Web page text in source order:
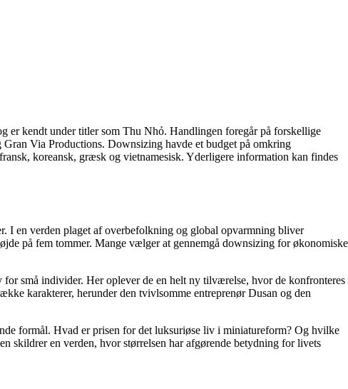
er kendt under titler som Thu Nhỏ. Handlingen foregår på forskellige
Via Productions. Downsizing havde et budget på omkring
koreansk, græsk og vietnamesisk. Yderligere information kan findes
I en verden plaget af overbefolkning og global opvarmning bliver
på fem tommer. Mange vælger at gennemgå downsizing for økonomiske
små individer. Her oplever de en helt ny tilværelse, hvor de konfronteres
karakterer, herunder den tvivlsomme entreprenør Dusan og den
formål. Hvad er prisen for det luksuriøse liv i miniatureform? Og hvilke
skildrer en verden, hvor størrelsen har afgørende betydning for livets